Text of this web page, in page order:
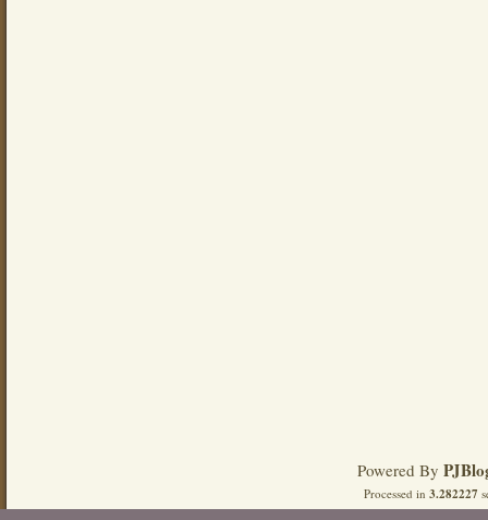
Powered By
Processed in 3.282227